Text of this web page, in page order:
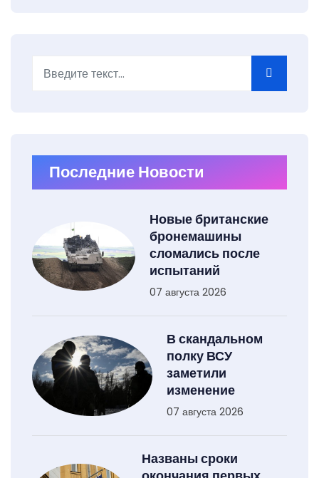
Последние Новости
Новые британские
бронемашины
сломались после
испытаний
07 августа 2026
В скандальном
полку ВСУ
заметили
изменение
07 августа 2026
Названы сроки